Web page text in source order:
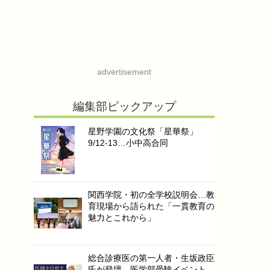
advertisement
編集部ピックアップ
星野学園の文化祭「星華祭」
9/12-13…小中高合同
関西学院・初の全学校説明会…教
育現場から語られた「一貫教育の
魅力とこれから」
総合診療医の第一人者・生坂政臣